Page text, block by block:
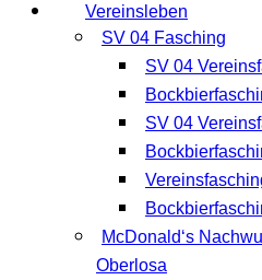
Vereinsleben
SV 04 Fasching
SV 04
SV 04
McDonald‘s
Oberlosa